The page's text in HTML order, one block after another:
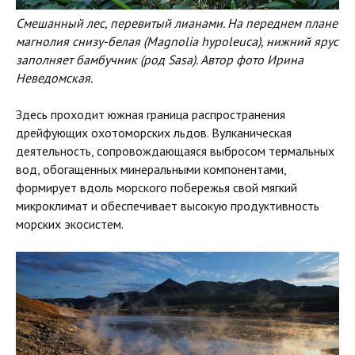
Смешанный лес, перевитый лианами. На переднем плане
магнолия снизу-белая (Magnolia hypoleuca), нижний ярус
заполняет бамбучник (род Sasa). Автор фото Ирина
Неведомская.
Здесь проходит южная граница распространения
дрейфующих охотоморских льдов. Вулканическая
деятельность, сопровождающаяся выбросом термальных
вод, обогащенных минеральными компонентами,
формирует вдоль морского побережья свой мягкий
микроклимат и обеспечивает высокую продуктивность
морских экосистем.